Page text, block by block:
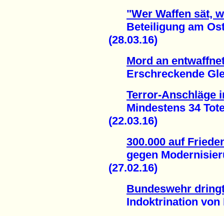
"Wer Waffen sät,
Beteiligung am
(28.03.16)
Mord an
Erschreckende
Terror-Anschläge
Mindestens 34 Tote
(22.03.16)
300.000 auf
gegen
(27.02.16)
Bundeswehr
Indoktrination von